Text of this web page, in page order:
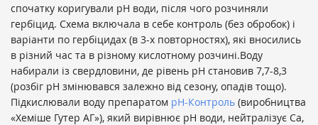
спочатку коригували рН води, після чого розчиняли
гербіцид. Схема включала в себе контроль (без обробок) і
варіанти по гербіцидах (в 3-х повторностях), які вносились
в різний час та в різному кислотному розчині.Воду
набирали із свердловини, де рівень рН становив 7,7-8,3
(розбіг рН змінювався залежно від сезону, опадів тощо).
Підкислювали воду препаратом рН-Контроль (виробництва
«Хеміше Гутер АГ»), який вирівнює рН води, нейтралізує Са,